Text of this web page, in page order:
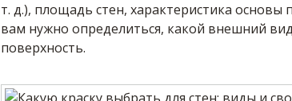
т. д.), площадь стен, характеристика
вам нужно определиться, какой внешний
поверхность.